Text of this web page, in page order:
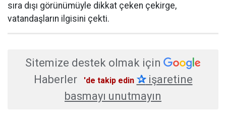
sıra dışı görünümüyle dikkat çeken çekirge,
vatandaşların ilgisini çekti.
Sitemize destek olmak için
Haberler
'de takip edin ✰işaretine
basmayı unutmayın